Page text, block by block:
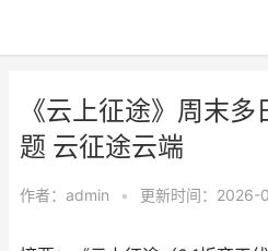
《云上征途》周末
题 云征途云端
作者： admin • 更新时间：2026-